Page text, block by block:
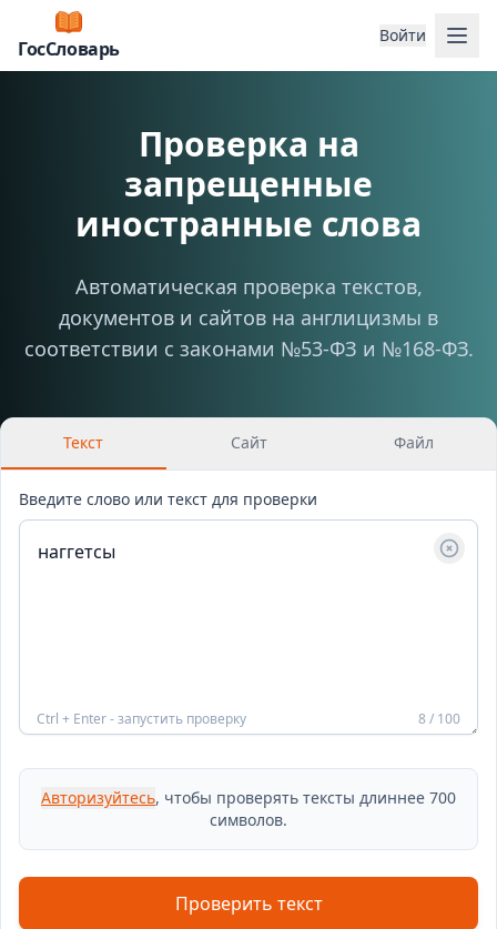
ГосСловарь
Войти
Проверка на
запрещенные
иностранные слова
Автоматическая проверка текстов,
документов и сайтов на англицизмы в
соответствии с законами №53-ФЗ и №168-ФЗ.
Текст Сайт Файл
Введите слово или текст для проверки
Ctrl + Enter - запустить проверку 8 / 100
Авторизуйтесь, чтобы проверять тексты длиннее 700
символов.
Проверить текст